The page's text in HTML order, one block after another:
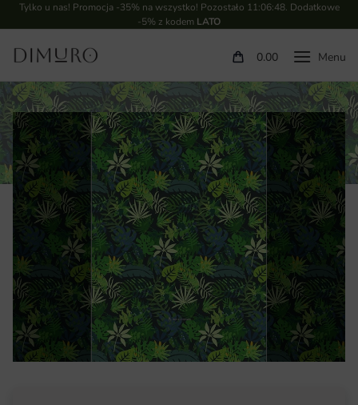
Tylko u nas! Promocja -35% na wszystko! Pozostało 11:06:47. Dodatkowe
-5% z kodem LATO
0.00